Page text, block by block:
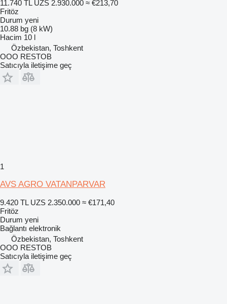
11.740 TL UZS 2.930.000 ≈ €213,70
Fritöz
Durum yeni
10.88 bg (8 kW)
Hacim 10 l
Özbekistan, Toshkent
OOO RESTOB
Satıcıyla iletişime geç
1
AVS AGRO VATANPARVAR
9.420 TL UZS 2.350.000 ≈ €171,40
Fritöz
Durum yeni
Bağlantı elektronik
Özbekistan, Toshkent
OOO RESTOB
Satıcıyla iletişime geç